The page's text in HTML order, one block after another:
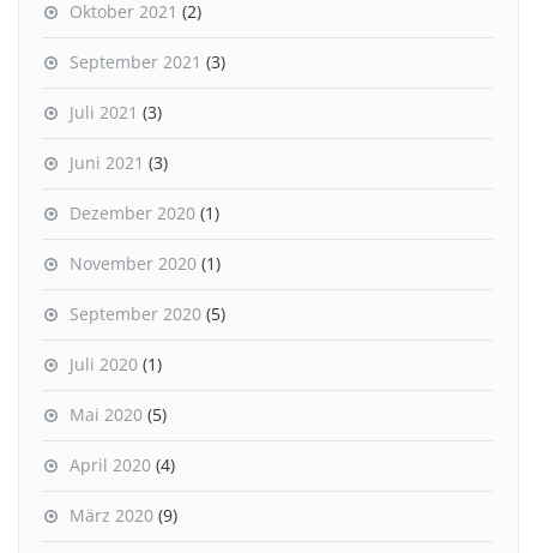
Oktober 2021 (2)
September 2021 (3)
Juli 2021 (3)
Juni 2021 (3)
Dezember 2020 (1)
November 2020 (1)
September 2020 (5)
Juli 2020 (1)
Mai 2020 (5)
April 2020 (4)
März 2020 (9)